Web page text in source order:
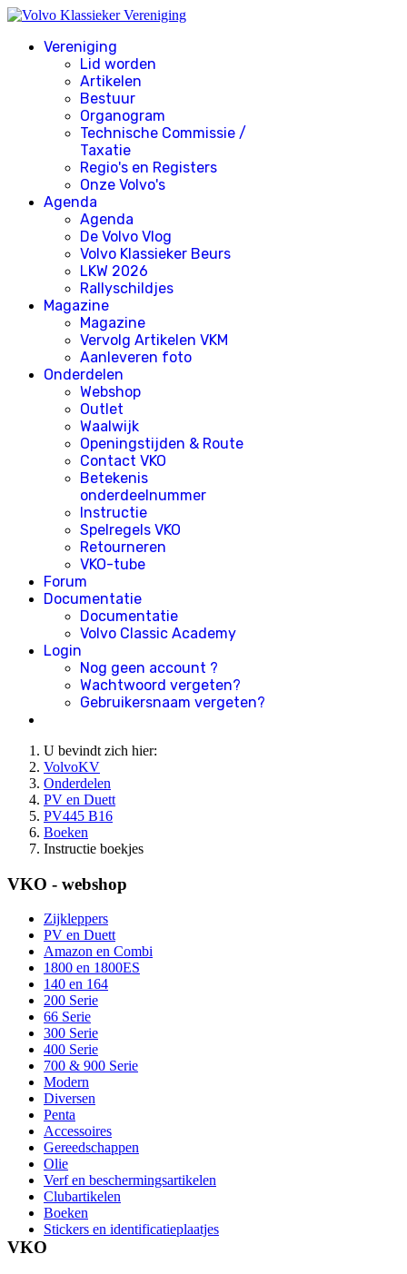
Vereniging
Lid worden
Artikelen
Bestuur
Organogram
Technische Commissie /
Taxatie
Regio's en Registers
Onze Volvo's
Agenda
Agenda
De Volvo Vlog
Volvo Klassieker Beurs
LKW 2026
Rallyschildjes
Magazine
Magazine
Vervolg Artikelen VKM
Aanleveren foto
Onderdelen
Webshop
Outlet
Waalwijk
Openingstijden & Route
Contact VKO
Betekenis
onderdeelnummer
Instructie
Spelregels VKO
Retourneren
VKO-tube
Forum
Documentatie
Documentatie
Volvo Classic Academy
Login
Nog geen account ?
Wachtwoord vergeten?
Gebruikersnaam vergeten?
U bevindt zich hier:
VolvoKV
Onderdelen
PV en Duett
PV445 B16
Boeken
Instructie boekjes
VKO - webshop
Zijkleppers
PV en Duett
Amazon en Combi
1800 en 1800ES
140 en 164
200 Serie
66 Serie
300 Serie
400 Serie
700 & 900 Serie
Modern
Diversen
Penta
Accessoires
Gereedschappen
Olie
Verf en beschermingsartikelen
Clubartikelen
Boeken
Stickers en identificatieplaatjes
VKO